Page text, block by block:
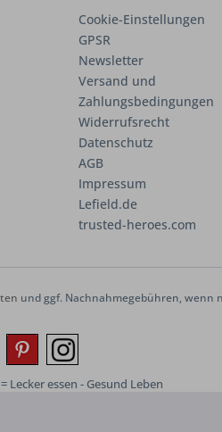
Cookie-Einstellungen
GPSR
Newsletter
Versand und
Zahlungsbedingungen
Widerrufsrecht
Datenschutz
AGB
Impressum
Lefield.de
trusted-heroes.com
und ggf. Nachnahmegebühren, wenn
Lecker essen - Gesund Leben